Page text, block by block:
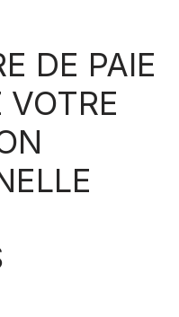
DE PAIE
VOTRE